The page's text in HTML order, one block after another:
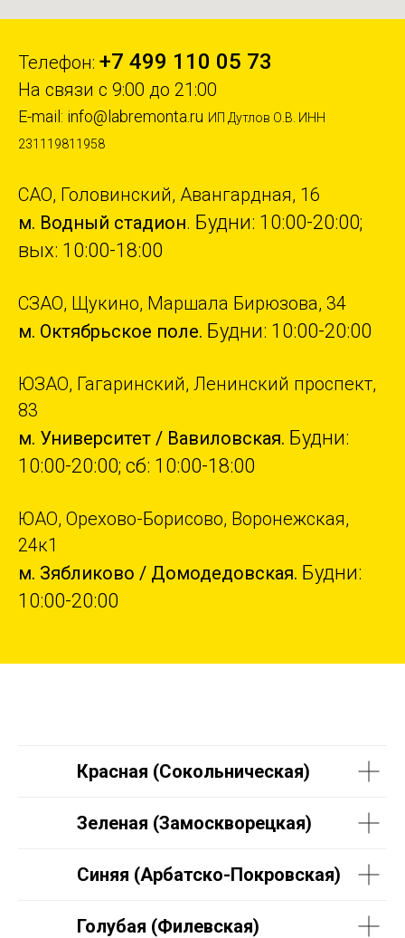
Телефон: +7 499 110 05 73
На связи с 9:00 до 21:00
E-mail: info@labremonta.ru ИП Дутлов О.В. ИНН
231119811958
САО, Головинский, Авангардная, 16
м. Водный стадион. Будни: 10:00-20:00;
вых: 10:00-18:00
СЗАО, Щукино, Маршала Бирюзова, 34
м. Октябрьское поле. Будни: 10:00-20:00
ЮЗАО, Гагаринский, Ленинский проспект,
83
м. Университет / Вавиловская. Будни:
10:00-20:00; сб: 10:00-18:00
ЮАО, Орехово-Борисово, Воронежская,
24к1
м. Зябликово / Домодедовская. Будни:
10:00-20:00
Красная (Сокольническая)
Зеленая (Замоскворецкая)
Синяя (Арбатско-Покровская)
Голубая (Филевская)